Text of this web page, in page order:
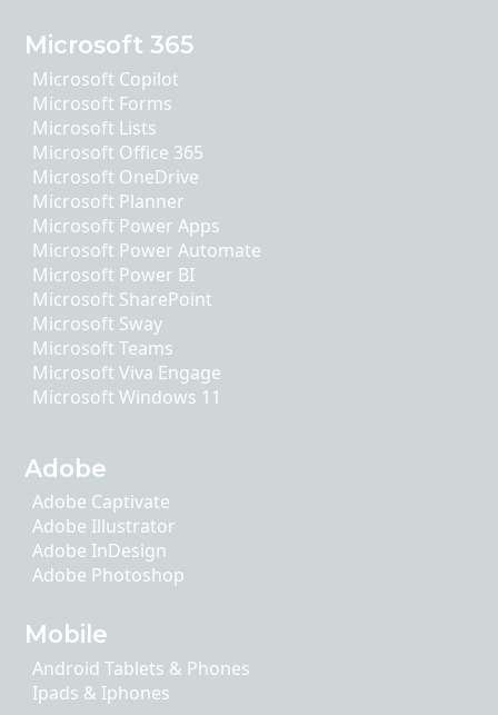
Microsoft 365
Microsoft Copilot
Microsoft Forms
Microsoft Lists
Microsoft Office 365
Microsoft OneDrive
Microsoft Planner
Microsoft Power Apps
Microsoft Power Automate
Microsoft Power BI
Microsoft SharePoint
Microsoft Sway
Microsoft Teams
Microsoft Viva Engage
Microsoft Windows 11
Adobe
Adobe Captivate
Adobe Illustrator
Adobe InDesign
Adobe Photoshop
Mobile
Android Tablets & Phones
Ipads & Iphones